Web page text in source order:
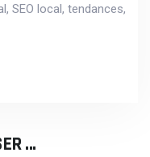
, SEO local, tendances,
...